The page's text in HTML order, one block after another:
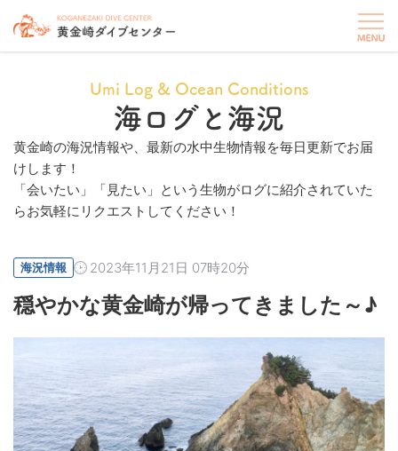
Umi Log & Ocean Conditions
海ログと海況
黄金崎の海況情報や、最新の水中生物情報を毎日更新でお届
けします！
「会いたい」「見たい」という生物がログに紹介されていた
らお気軽にリクエストしてください！
海況情報 2023年11月21日 07時20分
穏やかな黄金崎が帰ってきました～♪